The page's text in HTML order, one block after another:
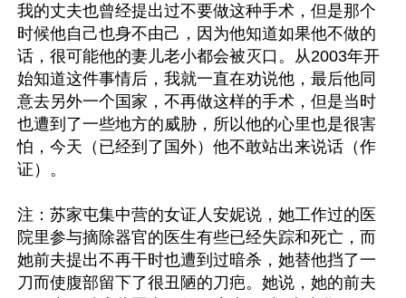
我的丈夫也曾经提出过不要做这种手术，但是那个
时候他自己也身不由己，因为他知道如果他不做的
话，很可能他的妻儿老小都会被灭口。从2003年开
始知道这件事情后，我就一直在劝说他，最后他同
意去另外一个国家，不再做这样的手术，但是当时
也遭到了一些地方的威胁，所以他的心里也是很害
怕，今天（已经到了国外）他不敢站出来说话（作
证）。
注：苏家屯集中营的女证人安妮说，她工作过的医
院里参与摘除器官的医生有些已经失踪和死亡，而
她前夫提出不再干时也遭到过暗杀，她替他挡了一
刀而使腹部留下了很丑陋的刀疤。她说，她的前夫